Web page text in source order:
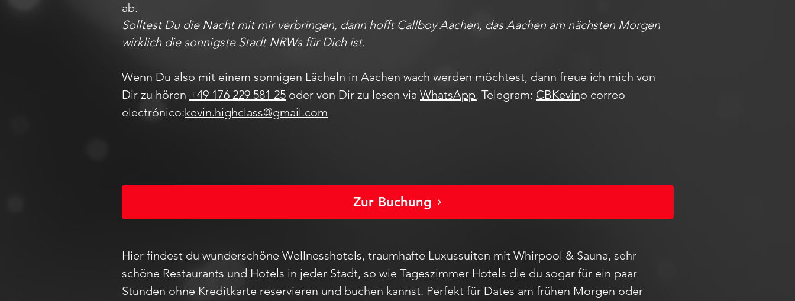
ab.
Solltest Du die Nacht mit mir verbringen, dann hofft Callboy Aachen, das Aachen am nächsten Morgen
wirklich die sonnigste Stadt NRWs für Dich ist.
Wenn Du also mit einem sonnigen Lächeln in Aachen wach werden möchtest, dann freue ich mich von
Dir zu hören +49 176 229 581 25 oder von Dir zu lesen via WhatsApp, Telegram: CBKevino correo
electrónico:kevin.highclass@gmail.com
Zur Buchung
Hier findest du wunderschöne Wellnesshotels, traumhafte Luxussuiten mit Whirpool & Sauna, sehr
schöne Restaurants und Hotels in jeder Stadt, so wie Tageszimmer Hotels die du sogar für ein paar
Stunden ohne Kreditkarte reservieren und buchen kannst. Perfekt für Dates am frühen Morgen oder